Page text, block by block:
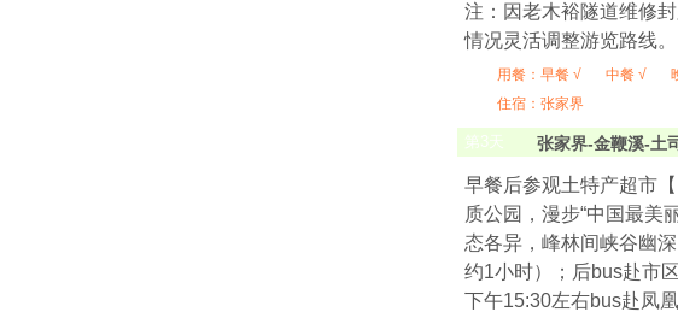
注：因老木裕隧道维修
情况灵活调整游览路线。
用餐： 早餐 √ 中餐 √
住宿：张家界
第3天 张家界-金鞭溪-土
早餐后参观土特产超市
质公园，漫步“中国最美
态各异，峰林间峡谷幽
约1小时）；后bus赴市
下午15:30左右bus赴凤